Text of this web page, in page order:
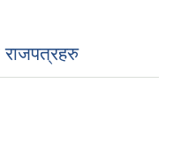
राजपत्रहरु